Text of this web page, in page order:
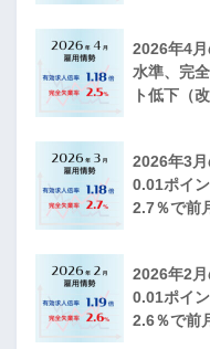
2026年4
水準、完
ト低下（改
2026年3
0.01ポイ
2.7％で前
2026年2
0.01ポイ
2.6％で前